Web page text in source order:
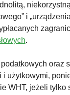
i
.
oraz
użytkowymi,
WHT, jeżeli